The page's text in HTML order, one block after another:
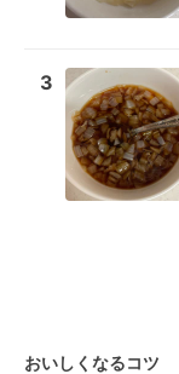
3
おいしくなるコツ